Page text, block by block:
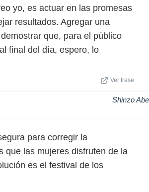
yo, es actuar en las promesas
resultados. Agregar una
que, para el público
final del día, espero, lo
Ver frase
Shinzo Abe
para corregir la
que las mujeres disfruten de la
es el festival de los